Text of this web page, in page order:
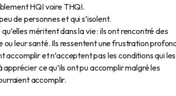
HQI voire THQI.
de personnes et qui s’isolent.
méritent dans la vie : ils ont rencontré des
leur santé. Ils ressentent une frustration
accomplir et n’acceptent pas les conditions qui
ce qu’ils ont pu accomplir malgré les
accomplir.